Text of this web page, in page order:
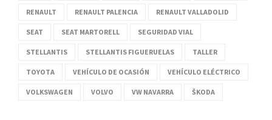
RENAULT RENAULT PALENCIA RENAULT VALLADOLID
SEAT SEAT MARTORELL SEGURIDAD VIAL
STELLANTIS STELLANTIS FIGUERUELAS TALLER
TOYOTA VEHÍCULO DE OCASIÓN VEHÍCULO ELÉCTRICO
VOLKSWAGEN VOLVO VW NAVARRA ŠKODA